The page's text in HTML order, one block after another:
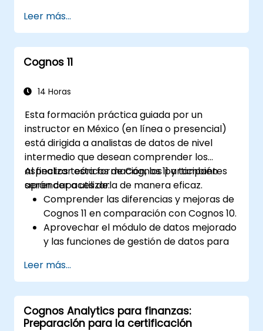
Leer más...
Cognos 11
14 Horas
Esta formación práctica guiada por un
instructor en México (en línea o presencial)
está dirigida a analistas de datos de nivel
intermedio que desean comprender los
aspectos teóricos de Cognos 11 y también
aprender a utilizarla de manera eficaz.
Al finalizar esta formación, los participantes
serán capaces de:
Comprender las diferencias y mejoras de
Cognos 11 en comparación con Cognos 10.
Aprovechar el módulo de datos mejorado
y las funciones de gestión de datos para
información.
Implementar buenas prácticas para una
transición fluida y el uso óptimo de
Cognos 11.
Leer más...
Cognos Analytics para finanzas:
Preparación para la certificación